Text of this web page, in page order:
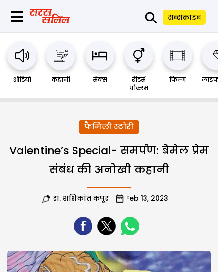
⚲ सब्सक्राइब
ऑडियो कहानी सेक्स
रीडर्स
प्रौब्लम
फिल्म
फैमिली स्टोरी
Valentine’s Special- समर्पण: बेमेल प्रेम
संबंध की अनोखी कहानी
डा. शशिकांत कपूर Feb 13, 2023